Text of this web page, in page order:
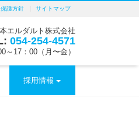
護方針 サイトマップ
エルダルト株式会社
054-254-4571
～17：00（月〜金）
採用情報